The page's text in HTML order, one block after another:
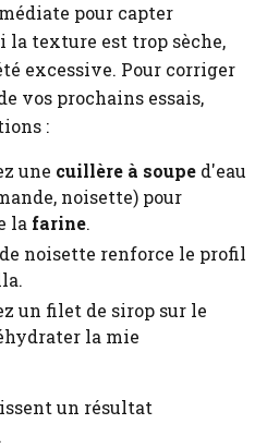
pour capter
texture est trop sèche,
excessive. Pour corriger
vos prochains essais,
:
une cuillère à soupe d'eau
noisette) pour
la farine.
noisette renforce le profil
un filet de sirop sur le
la mie
un résultat